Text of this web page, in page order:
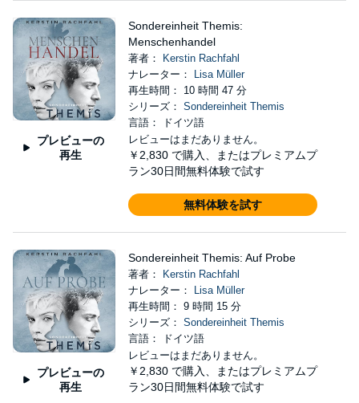
プレビューの
再生
Sondereinheit Themis:
Menschenhandel
著者：
Kerstin Rachfahl
ナレーター：
Lisa Müller
再生時間： 10 時間 47 分
シリーズ： Sondereinheit Themis
言語： ドイツ語
レビューはまだありません。
￥2,830 で購入、またはプレミアムプ
ラン30日間無料体験で試す
無料体験を試す
プレビューの
再生
Sondereinheit Themis: Auf Probe
著者：
Kerstin Rachfahl
ナレーター：
Lisa Müller
再生時間： 9 時間 15 分
シリーズ： Sondereinheit Themis
言語： ドイツ語
レビューはまだありません。
￥2,830 で購入、またはプレミアムプ
ラン30日間無料体験で試す